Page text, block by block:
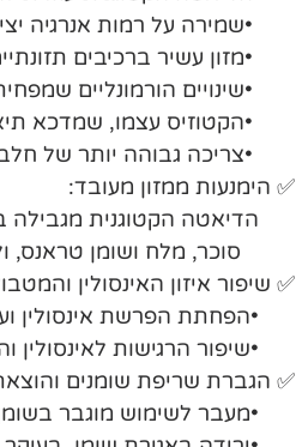
✅ הימנעות ממזון מעובד:
הדיאטה הקטוגנית
סוכר, מלח ושומן
✅ שיפור איזון האינסולין
✅ הגברת שריפת שומנים